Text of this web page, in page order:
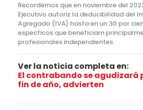
Recordemos que en noviembre del
Ejecutivo autoriz la deducibilidad del
Agregado (IVA) hasta en un 30 por
especficos que beneficiarn
profesionales independientes.
Ver la noticia completa en:
El contrabando se agudizará
fin de año, advierten